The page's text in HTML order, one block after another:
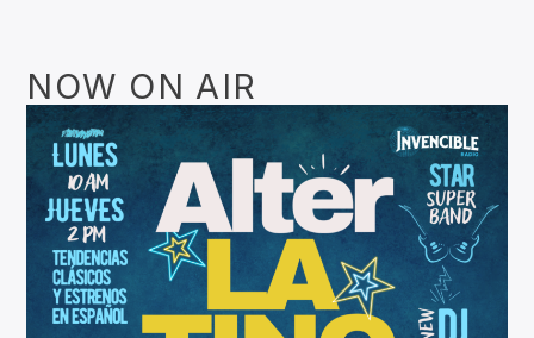
NOW ON AIR